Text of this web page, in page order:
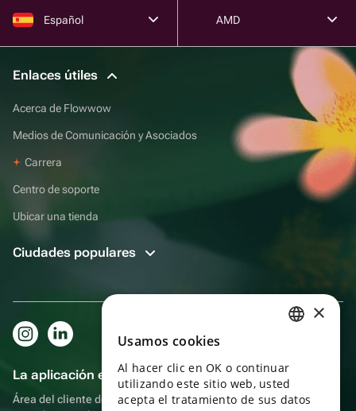
Español AMD
Enlaces útiles
Acerca de Flowwow
Medios de Comunicación y Asociados
Carrera
Centro de soporte
Ubicar una tienda
Ciudades populares
La aplicación es aún más práctica.
Área del cliente del destinatario, más bonos por compras y
ENGLISH
UKRAINIAN
×
Usamos cookies
Al hacer clic en OK o continuar
utilizando este sitio web, usted
acepta el tratamiento de sus datos